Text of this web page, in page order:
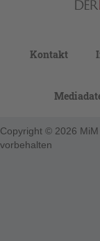
Kontakt
Copyright © 2026
vorbehalten